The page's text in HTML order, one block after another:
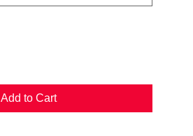
Add to Cart